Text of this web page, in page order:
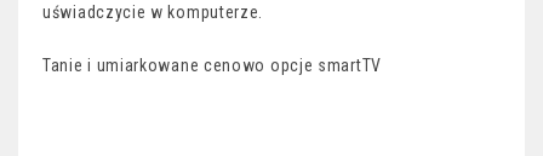
uświadczycie w komputerze.
Tanie i umiarkowane cenowo opcje smartTV